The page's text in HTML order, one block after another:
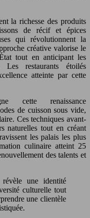
la richesse des produits
de récif et épices
qui révolutionnent la
créative valorise le
tout en anticipant les
Les restaurants étoilés
atteinte par cette
cette renaissance
de cuisson sous vide,
Ces techniques avant-
naturelles tout en créant
les palais les plus
culinaire atteint 25
des talents et
une identité
culturelle tout
une clientèle